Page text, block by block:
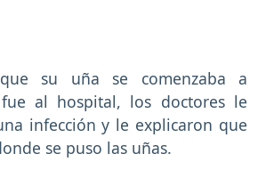
su uña se comenzaba a
al hospital, los doctores le
infección y le explicaron que
se puso las uñas.